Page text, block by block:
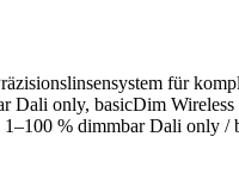
für
Dali only, basicDim
1–100 % dimmbar Dali only